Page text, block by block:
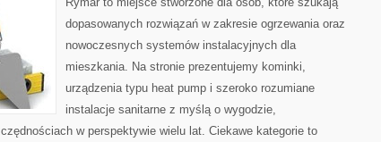
DOMU
HAŁAS,
POWIETRZA)
dopasowanych rozwiązań w zakresie ogrzewania oraz
nowoczesnych systemów instalacyjnych dla
mieszkania. Na stronie prezentujemy kominki,
urządzenia typu heat pump i szeroko rozumiane
instalacje sanitarne z myślą o wygodzie,
w perspektywie wielu lat. Ciekawe kategorie to